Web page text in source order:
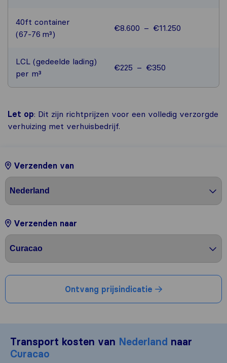
40ft container
(67‑76 m³)
€8.600 – €11.250
LCL (gedeelde lading)
per m³
€225 – €350
Let op: Dit zijn richtprijzen voor een volledig verzorgde
verhuizing met verhuisbedrijf.
Verzenden van
Verzenden naar
Ontvang prijsindicatie
Transport kosten van Nederland naar
Curacao